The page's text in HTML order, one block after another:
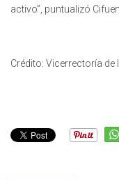
activo”, puntualizó
Crédito: Vicerrectoría